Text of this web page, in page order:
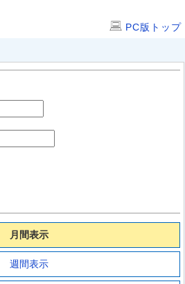
PC版トップ
月間表示
週間表示